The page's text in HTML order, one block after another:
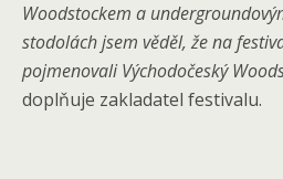
Woodstockem a
stodolách jsem věděl, že na
pojmenovali Východočeský
doplňuje zakladatel festivalu.